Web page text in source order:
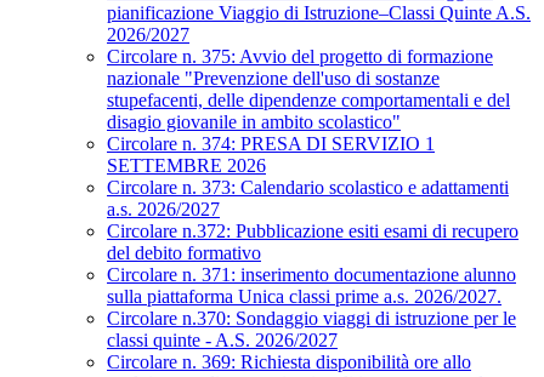
pianificazione Viaggio di Istruzione–Classi Quinte A.S.
2026/2027
Circolare n. 375: Avvio del progetto di formazione
nazionale "Prevenzione dell'uso di sostanze
stupefacenti, delle dipendenze comportamentali e del
disagio giovanile in ambito scolastico"
Circolare n. 374: PRESA DI SERVIZIO 1
SETTEMBRE 2026
Circolare n. 373: Calendario scolastico e adattamenti
a.s. 2026/2027
Circolare n.372: Pubblicazione esiti esami di recupero
del debito formativo
Circolare n. 371: inserimento documentazione alunno
sulla piattaforma Unica classi prime a.s. 2026/2027.
Circolare n.370: Sondaggio viaggi di istruzione per le
classi quinte - A.S. 2026/2027
Circolare n. 369: Richiesta disponibilità ore allo